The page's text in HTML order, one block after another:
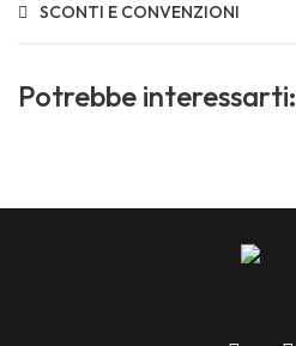
SCONTI E CONVENZIONI
Potrebbe interessarti: